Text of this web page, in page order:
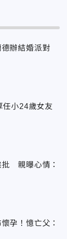
德辦結婚派對
任小24歲女友
批 親曝心情：
孕！憶亡父：